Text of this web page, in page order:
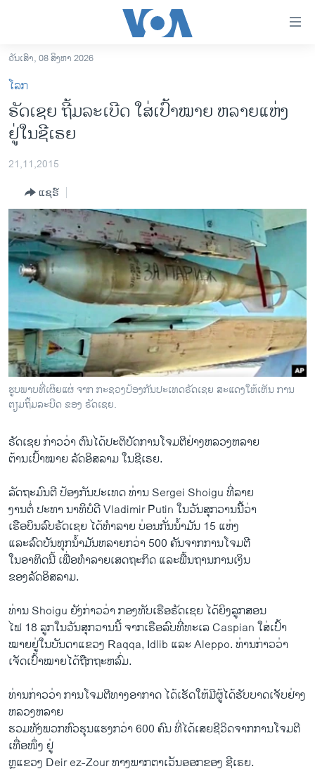
ເຂົ້າ
ຫາ
ຂ້າມ
ຂ້າມ
ຂ້າມ
ຫາ
ລາວ
ອາເມຣິກາ
ການເລືອກຕັ້ງ ປະທານາທີບໍດີ ສະຫະລັດ 2024
ຂ່າວ​ຈີນ
ໂລກ
ເອເຊຍ
ອິດສະຫຼະພາບດ້ານການຂ່າວ
ຊີວິດຊາວລາວ
ຊຸມຊົນຊາວລາວ
ວິທະຍາສາດ-ເທັກໂນໂລຈີ
ທຸລະກິດ
ພາສາອັງກິດ
ວີດີໂອ
ລາຍການກະຈາຍສຽງ
ຕິດຕາມພວກເຮົາ ທີ່
ພາສາຕ່າງໆ
ວັນເສົາ, 08 ສິງຫາ 2026
ໂລກ
ຣັດເຊຍ ຖີ້ມລະເບີດ ໃສ່ເປົ້າໝາຍ ຫລາຍແຫ່ງ
ຢູ່ໃນຊີເຣຍ
21,11,2015
ແຊຣ໌
ຮູບພາບທີ່ເຜິຍແຜ່ ຈາກ ກະຊວງປ້ອງກັນປະເທດຣັດເຊຍ ສະແດງໃຫ້ເຫັນ ການ
ຕຽມຖິ້ມລະບີດ ຂອງ ຣັດເຊຍ.
ຣັດ​ເຊຍ ກ່າວ​ວ່າ ຕົນ​ໄດ້ປະຕິບັດການ​ໂຈມ​ຕີ​ຢ່າງ​ຫລວງຫລາຍ
​ຕ້ານ​ເປົ້າ​ໝາຍ ລັດ​ອິສລາມ ​ໃນ​ຊີ​ເຣຍ.
ລັດຖະມົນຕີ​ ປ້ອງ​ກັນ​ປະ​ເທດ ທ່ານ Sergei Shoigu ທີ່​ລາຍ
​ງານ​ຕໍ່ ປະທາ ນາ​ທິບໍດີ Vladimir Putin ​ໃນ​ວັນ​ສຸກ​ວານ​ນີ້ິວ່າ
​ເຮືອບິນ​ລົບຣັດ​ເຊຍ ​ໄດ້​ທຳລາຍ ບ່ອນ​ກັ່ນ​ນໍ້າມັນ 15 ​ແຫ່ງ
​ແລະ​ລົດ​ບັນທຸກ​ນໍ້າມັນຫລາຍກວ່າ 500 ຄັນຈາກ​ການ​ໂຈມ​ຕີ​
ໃນ​ອາທິດ​ນີ້ ​ເພື່ອທຳລາຍ​ເສດຖະກິດ ​ແລະ​ພື້ນຖານ​ການ​ເງິນ
​ຂອງ​ລັດ​ອິສລາມ.
ທ່ານ Shoigu ຍັງ​ກ່າວ​ວ່າ ກອງທັບ​ເຮືອຣັດ​ເຊຍ ​ໄດ້​ຍິງ​ລູກ​ສອນ
​ໄຟ 18 ລູກ​ໃນ​ວັນ​ສຸກວານ​ນີ້ ຈາກ​ເຮືອ​ລົບ​ທີ່​ທະ​ເລ Caspian ​ໃສ່​ເປົ້າ​
ໝາຍ​ຢູ່​ໃນ​ບັນດາ​ແຂວງ Raqqa, Idlib ​ແລະ Aleppo. ທ່ານ​ກ່າວ​ວ່າ
ເຈັດ​ເປົ້າ​ໝາຍ​ໄດ້​ຖືກ​ຖະຫລົ່ມ.
ທ່ານກ່າວ​ວ່າ ການ​ໂຈມ​ຕີ​ທາງ​ອາກາດ ​ໄດ້​ເຮັດ​ໃຫ້​ມີ​ຜູ້​ໄດ້​ຮັບ​ບາດ​ເຈັບ​ຢ່າງ​
ຫລວງ​ຫລາຍ
ຮວມທັງ​ພວກ​ຫົວ​ຮຸນ​ແຮງ​ກວ່າ 600 ຄົນ ​ທີ່ໄດ້ເສ​ຍຊີວິດຈາກການ​ໂຈມ​ຕີ
ເທື່ອ​ໜຶ່ງ ຢູ່
ຫຼແຂວງ Deir ez-Zour ທາງ​ພາກ​ຕາ​ເວັນ​ອອກ​ຂອງ ​ຊີ​ເຣຍ.